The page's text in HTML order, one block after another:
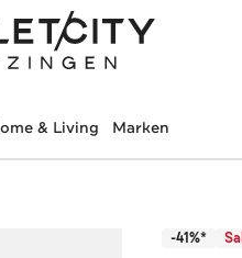
& Living Marken
-41%*